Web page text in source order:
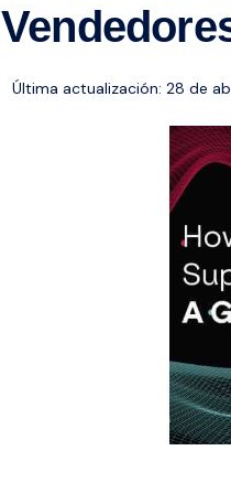
Última actualización: 28 de